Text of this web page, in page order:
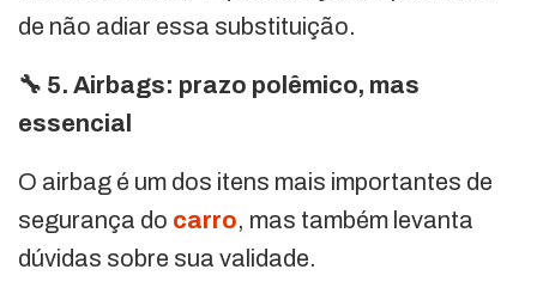
de não adiar essa substituição.
🔧 5. Airbags: prazo polêmico, mas
essencial
O airbag é um dos itens mais importantes de
segurança do carro, mas também levanta
dúvidas sobre sua validade.